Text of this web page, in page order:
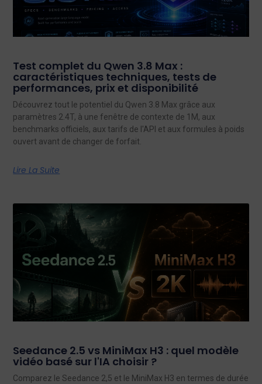
Test complet du Qwen 3.8 Max :
caractéristiques techniques, tests de
performances, prix et disponibilité
Découvrez tout le potentiel du Qwen 3.8 Max grâce aux
paramètres 2.4T, à une fenêtre de contexte de 1M, aux
benchmarks officiels, aux tarifs de l'API et aux formules à poids
ouvert avant de changer de forfait.
Lire La Suite
Seedance 2.5 vs MiniMax H3 : quel modèle
vidéo basé sur l'IA choisir ?
Comparez le Seedance 2,5 et le MiniMax H3 en termes de durée